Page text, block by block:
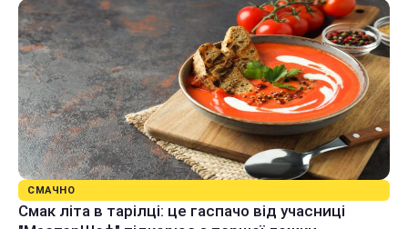
СМАЧНО
Смак літа в тарілці: це гаспачо від учасниці